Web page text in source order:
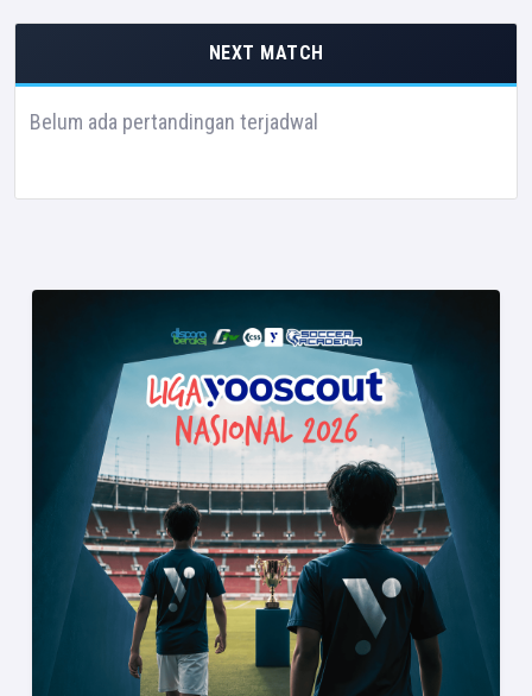
NEXT MATCH
Belum ada pertandingan terjadwal